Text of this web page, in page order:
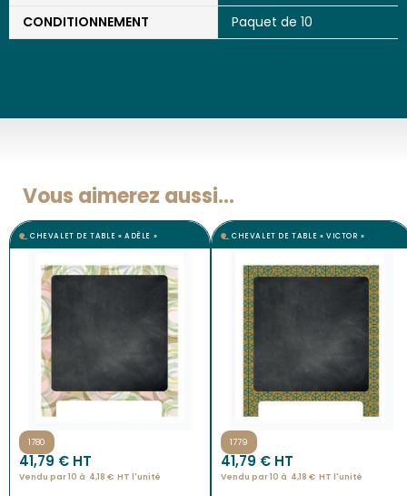
CONDITIONNEMENT
Paquet de 10
Vous aimerez aussi...
CHEVALET DE TABLE « ADÈLE »
1780
41,79 € HT
Vendu par 10 à 4,18 € HT l'unité
CHEVALET DE TABLE « VICTOR »
1779
41,79 € HT
Vendu par 10 à 4,18 € HT l'unité